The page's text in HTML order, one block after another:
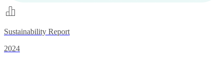
Sustainability Report
2024